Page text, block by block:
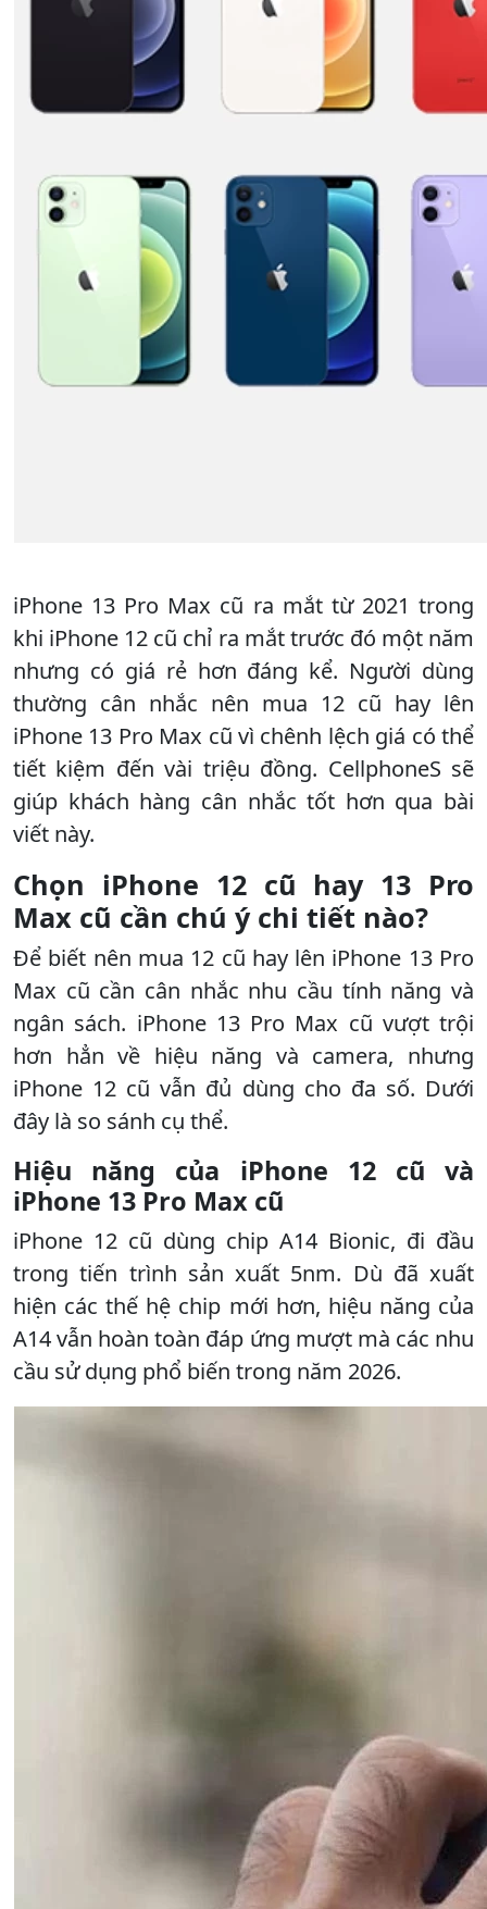
iPhone 13 Pro Max cũ ra mắt từ 2021 trong
khi iPhone 12 cũ chỉ ra mắt trước đó một năm
nhưng có giá rẻ hơn đáng kể. Người dùng
thường cân nhắc nên mua 12 cũ hay lên
iPhone 13 Pro Max cũ vì chênh lệch giá có thể
tiết kiệm đến vài triệu đồng. CellphoneS sẽ
giúp khách hàng cân nhắc tốt hơn qua bài
viết này.
Chọn iPhone 12 cũ hay 13 Pro
Max cũ cần chú ý chi tiết nào?
Để biết nên mua 12 cũ hay lên iPhone 13 Pro
Max cũ cần cân nhắc nhu cầu tính năng và
ngân sách. iPhone 13 Pro Max cũ vượt trội
hơn hẳn về hiệu năng và camera, nhưng
iPhone 12 cũ vẫn đủ dùng cho đa số. Dưới
đây là so sánh cụ thể.
Hiệu năng của iPhone 12 cũ và
iPhone 13 Pro Max cũ
iPhone 12 cũ dùng chip A14 Bionic, đi đầu
trong tiến trình sản xuất 5nm. Dù đã xuất
hiện các thế hệ chip mới hơn, hiệu năng của
A14 vẫn hoàn toàn đáp ứng mượt mà các nhu
cầu sử dụng phổ biến trong năm 2026.